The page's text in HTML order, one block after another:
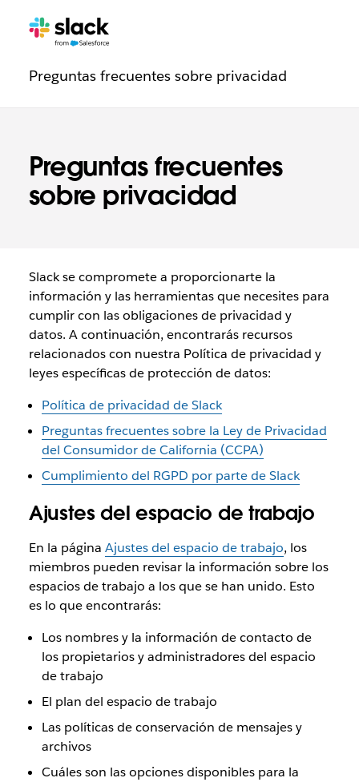
Preguntas frecuentes
sobre privacidad
Navegación
Páginas
Preguntas frecuentes sobre privacidad
Slack se compromete a proporcionarte la
información y las herramientas que necesites para
cumplir con las obligaciones de privacidad y
datos. A continuación, encontrarás recursos
relacionados con nuestra Política de privacidad y
leyes específicas de protección de datos:
Política de privacidad de Slack
Preguntas frecuentes sobre la Ley de Privacidad
del Consumidor de California (CCPA)
Cumplimiento del RGPD por parte de Slack
Ajustes del espacio de trabajo
En la página Ajustes del espacio de trabajo, los
miembros pueden revisar la información sobre los
espacios de trabajo a los que se han unido. Esto
es lo que encontrarás:
Los nombres y la información de contacto de
los propietarios y administradores del espacio
de trabajo
El plan del espacio de trabajo
Las políticas de conservación de mensajes y
archivos
Cuáles son las opciones disponibles para la